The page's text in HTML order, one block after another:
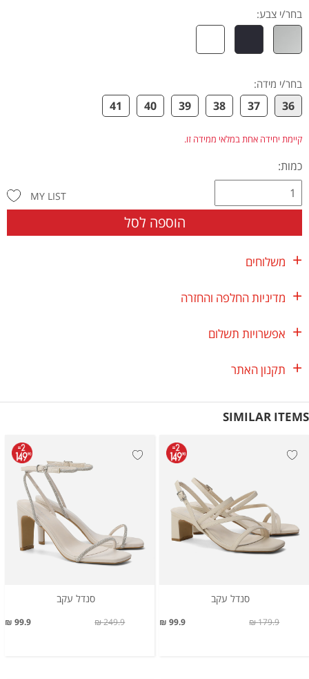
בחר/י צבע:
בחר/י מידה:
36
37
38
39
40
41
קיימת יחידה אחת במלאי ממידה זו.
כמות:
הוספה לסל
MY LIST
משלוחים
מדיניות החלפה והחזרה
אפשרויות תשלום
תקנון האתר
SIMILAR ITEMS
סנדל עקב
99.9 ₪ 179.9 ₪
סנדל עקב
99.9 ₪ 249.9 ₪